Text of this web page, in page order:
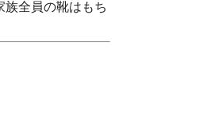
全員の靴はもち